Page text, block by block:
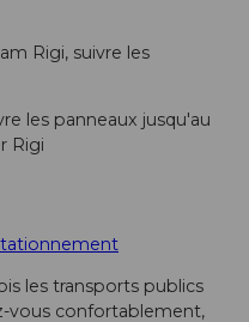
Rigi, suivre les
les panneaux jusqu'au
Rigi
les transports publics
vous confortablement,